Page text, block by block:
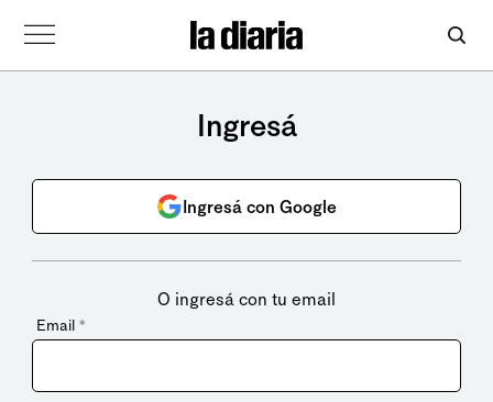
Ingresá
Ingresá con Google
O ingresá con tu email
Email *